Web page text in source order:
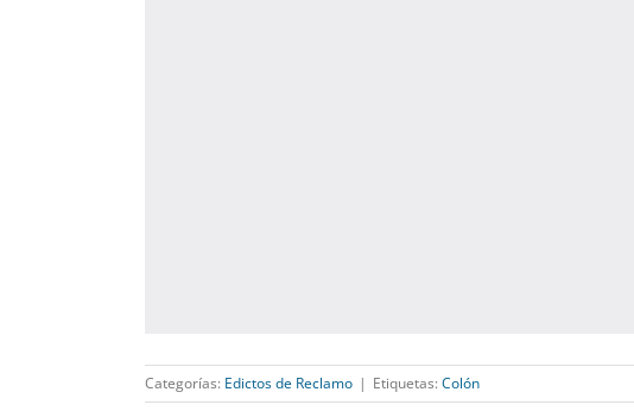
Categorías: Edictos de Reclamo | Etiquetas: Colón